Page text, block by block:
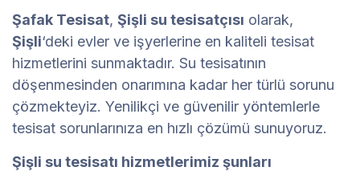
Şafak Tesisat, Şişli su tesisatçısı olarak,
Şişli‘deki evler ve işyerlerine en kaliteli tesisat
hizmetlerini sunmaktadır. Su tesisatının
döşenmesinden onarımına kadar her türlü sorunu
çözmekteyiz. Yenilikçi ve güvenilir yöntemlerle
tesisat sorunlarınıza en hızlı çözümü sunuyoruz.
Şişli su tesisatı hizmetlerimiz şunları